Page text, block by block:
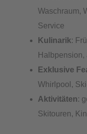
Waschraum,
Service
Kulinarik:
Halbpension,
Exklusive
Whirlpool,
Aktivitäten:
Skitouren,